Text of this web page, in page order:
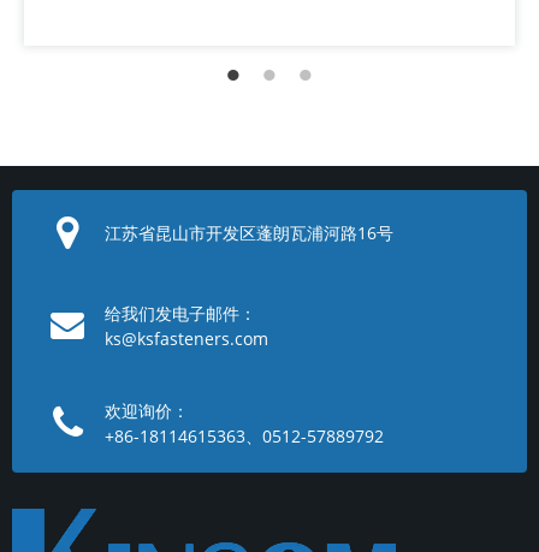
结合，或者单纯依靠多工位成型。现在
江苏省昆山市开发区蓬朗瓦浦河路16号
给我们发电子邮件：
ks@ksfasteners.com
欢迎询价：
+86-18114615363、0512-57889792